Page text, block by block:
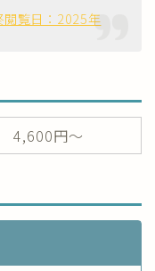
閲覧日：2025年
4,600円～